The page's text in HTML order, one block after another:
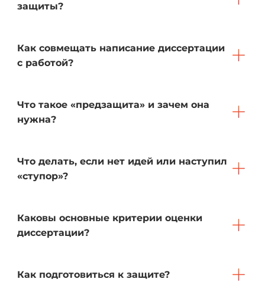
защиты?
Как совмещать написание диссертации
с работой?
Что такое «предзащита» и зачем она
нужна?
Что делать, если нет идей или наступил
«ступор»?
Каковы основные критерии оценки
диссертации?
Как подготовиться к защите?